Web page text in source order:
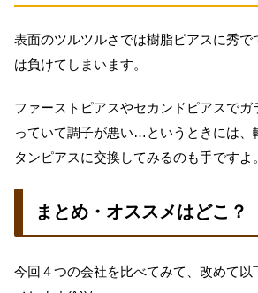
表面のツルツルさでは樹脂ピアスに秀で
は負けてしまいます。
ファーストピアスやセカンドピアスでガ
っていて調子が悪い…というときには、
タンピアスに交換してみるのも手ですよ。
まとめ・オススメはどこ？
今回４つの会社を比べてみて、改めて以